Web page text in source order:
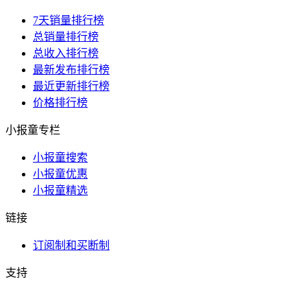
7天销量排行榜
总销量排行榜
总收入排行榜
最新发布排行榜
最近更新排行榜
价格排行榜
小报童专栏
小报童搜索
小报童优惠
小报童精选
链接
订阅制和买断制
支持